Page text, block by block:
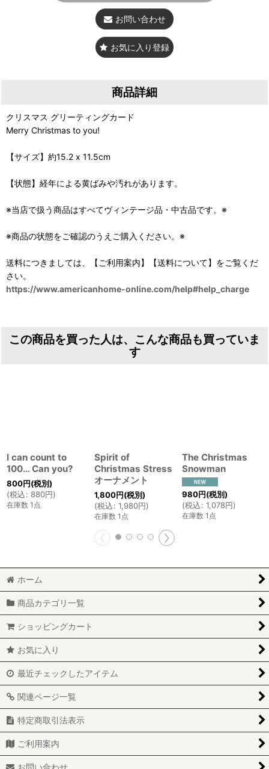
お問い合わせ
お気に入り登録
商品詳細
クリスマス グリーティングカード
Merry Christmas to you!
【サイズ】約15.2 x 11.5cm
【状態】経年による黄ばみや汚れがあります。
※当店で扱う商品はすべてヴィンテージ品・中古品です。※
※商品の状態をご確認のうえご購入ください。※
送料につきましては、【ご利用案内】【送料について】をご覧くだ
さい。
https://www.americanhome-online.com/help#help_charge
この商品を買った人は、こんな商品も買っていま
す
I can count to
100… Can you?
800円(税別)
(税込: 880円)
在庫数 1点
Spirit of
Christmas Stress
オーナメント
1,800円(税別)
(税込: 1,980円)
在庫数 1点
The Christmas
Snowman
980円(税別)
(税込: 1,078円)
在庫数 1点
ホーム
商品カテゴリ一覧
ショッピングカート
お気に入り
最近チェックしたアイテム
関連ページ一覧
特定商取引法表示
ご利用案内
お問い合わせ